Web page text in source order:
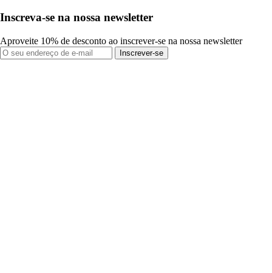
Inscreva-se na nossa newsletter
Aproveite 10% de desconto ao inscrever-se na nossa newsletter
Inscrever-se